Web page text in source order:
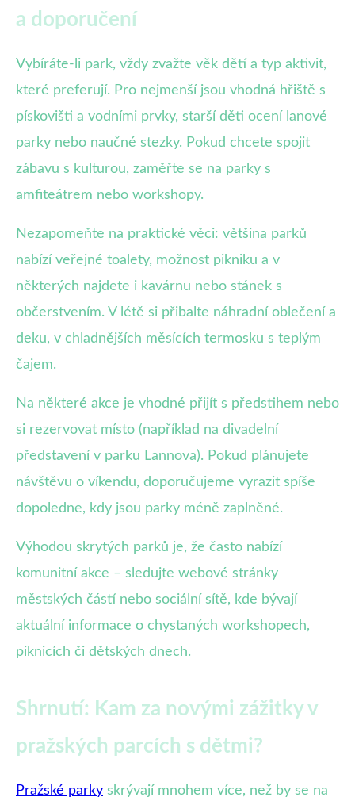
a doporučení
Vybíráte-li park, vždy zvažte věk dětí a typ aktivit,
které preferují. Pro nejmenší jsou vhodná hřiště s
pískovišti a vodními prvky, starší děti ocení lanové
parky nebo naučné stezky. Pokud chcete spojit
zábavu s kulturou, zaměřte se na parky s
amfiteátrem nebo workshopy.
Nezapomeňte na praktické věci: většina parků
nabízí veřejné toalety, možnost pikniku a v
některých najdete i kavárnu nebo stánek s
občerstvením. V létě si přibalte náhradní oblečení a
deku, v chladnějších měsících termosku s teplým
čajem.
Na některé akce je vhodné přijít s předstihem nebo
si rezervovat místo (například na divadelní
představení v parku Lannova). Pokud plánujete
návštěvu o víkendu, doporučujeme vyrazit spíše
dopoledne, kdy jsou parky méně zaplněné.
Výhodou skrytých parků je, že často nabízí
komunitní akce – sledujte webové stránky
městských částí nebo sociální sítě, kde bývají
aktuální informace o chystaných workshopech,
piknicích či dětských dnech.
Shrnutí: Kam za novými zážitky v
pražských parcích s dětmi?
Pražské parky skrývají mnohem více, než by se na